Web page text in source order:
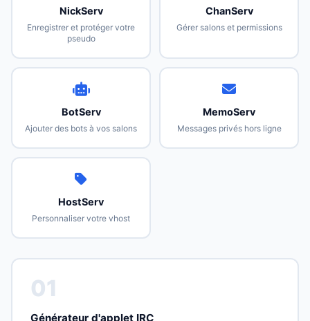
NickServ
Enregistrer et protéger votre
pseudo
ChanServ
Gérer salons et permissions
BotServ
Ajouter des bots à vos salons
MemoServ
Messages privés hors ligne
HostServ
Personnaliser votre vhost
01
Générateur d'applet IRC